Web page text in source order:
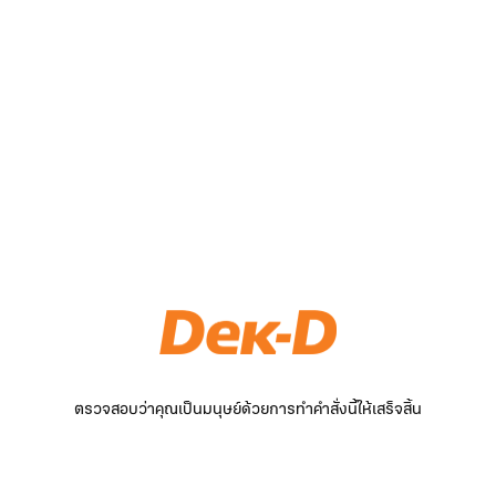
ตรวจสอบว่าคุณเป็นมนุษย์ด้วยการทำคำสั่งนี้ให้เสร็จสิ้น